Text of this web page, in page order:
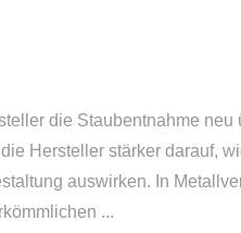
die Staubentnahme
Hersteller stärker darauf,
auswirken. In
...